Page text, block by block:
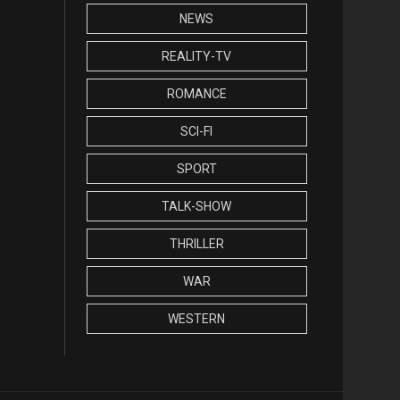
NEWS
REALITY-TV
ROMANCE
SCI-FI
SPORT
TALK-SHOW
THRILLER
WAR
WESTERN